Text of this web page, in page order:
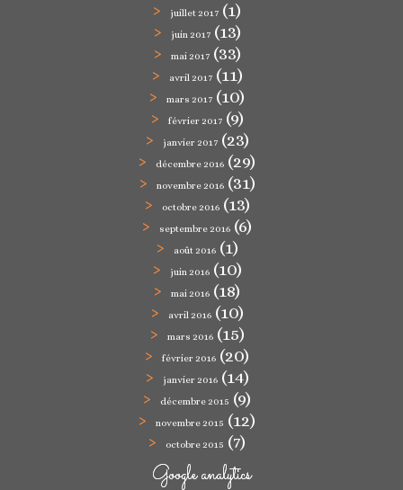
juillet 2017 (1)
juin 2017(13)
mai 2017(33)
avril 2017(11)
mars 2017 (10)
février 2017(9)
janvier 2017(23)
décembre 2016 (29)
novembre 2016(31)
octobre 2016(13)
septembre 2016 (6)
août 2016(1)
juin 2016(10)
mai 2016 (18)
avril 2016(10)
mars 2016(15)
février 2016 (20)
janvier 2016(14)
décembre 2015 (9)
novembre 2015 (12)
octobre 2015 (7)
Google analytics